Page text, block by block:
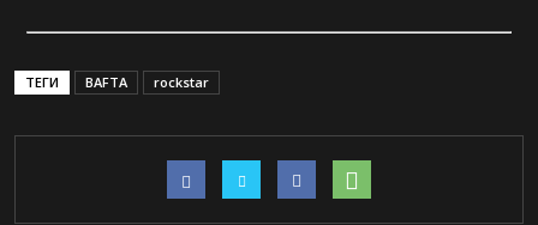
ТЕГИ BAFTA rockstar